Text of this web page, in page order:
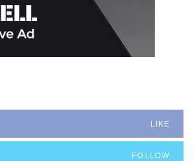
LIKE
FOLLOW